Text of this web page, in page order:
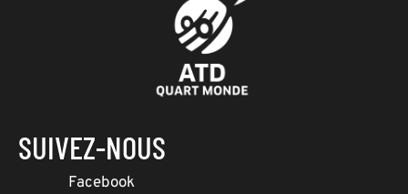
SUIVEZ-NOUS
Facebook